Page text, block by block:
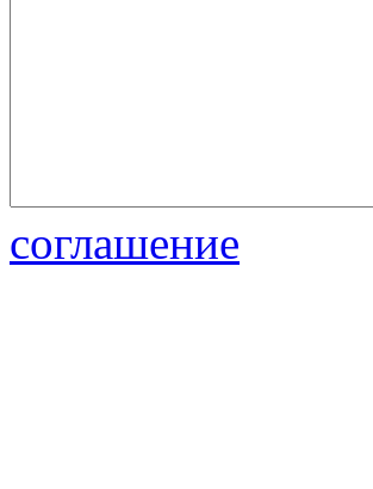
соглашение